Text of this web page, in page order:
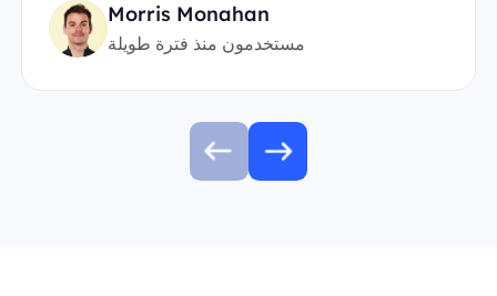
Morris Monahan
مستخدمون منذ فترة طويلة